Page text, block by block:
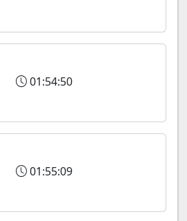
01:54:50
01:55:09